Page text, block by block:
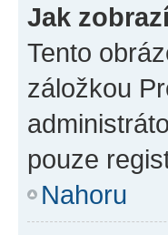
Jak
Tento
záložkou
pouze
Nahoru